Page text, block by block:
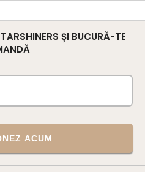
ȘI BUCURĂ-TE
ACUM